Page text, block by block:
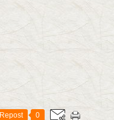
Repost 0